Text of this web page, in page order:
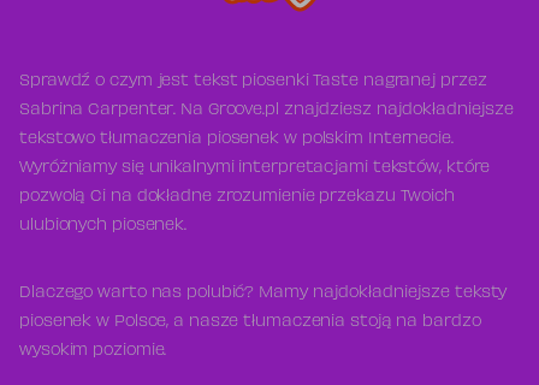
Sprawdź o czym jest tekst piosenki Taste nagranej przez
Sabrina Carpenter. Na Groove.pl znajdziesz najdokładniejsze
tekstowo tłumaczenia piosenek w polskim Internecie.
Wyróżniamy się unikalnymi interpretacjami tekstów, które
pozwolą Ci na dokładne zrozumienie przekazu Twoich
ulubionych piosenek.
Dlaczego warto nas polubić? Mamy najdokładniejsze teksty
piosenek w Polsce, a nasze tłumaczenia stoją na bardzo
wysokim poziomie.